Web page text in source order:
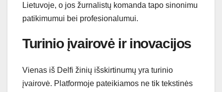
Lietuvoje, o jos žurnalistų komanda tapo sinonimu
patikimumui bei profesionalumui.
Turinio įvairovė ir inovacijos
Vienas iš Delfi žinių išskirtinumų yra turinio
įvairovė. Platformoje pateikiamos ne tik tekstinės